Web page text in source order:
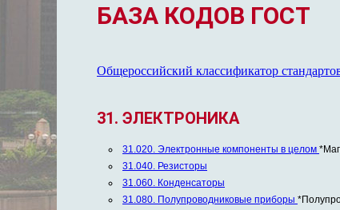
БАЗА КОДОВ ГОСТ
Общероссийский классификатор
31. ЭЛЕКТРОНИКА
31.020. Электронные компоненты в целом
31.040. Резисторы
31.060. Конденсаторы
31.080. Полупроводниковые приборы